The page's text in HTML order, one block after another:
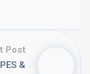
Post
&